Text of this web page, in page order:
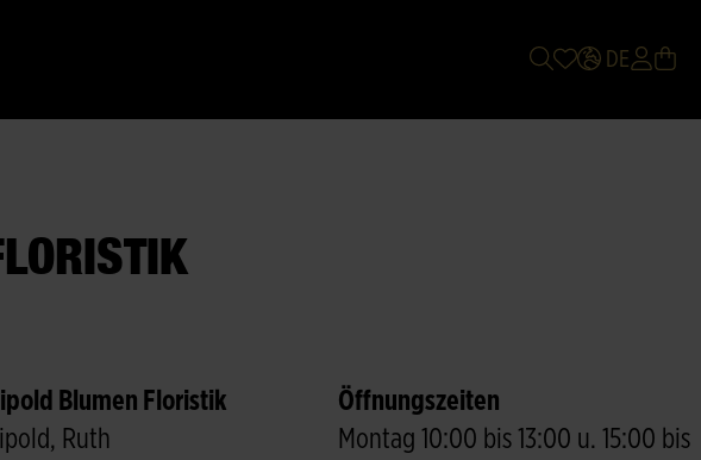
DE
Blumen Floristik
Ruth
Öffnungszeiten
Montag 10:00 bis 13:00 u. 15:00 bis